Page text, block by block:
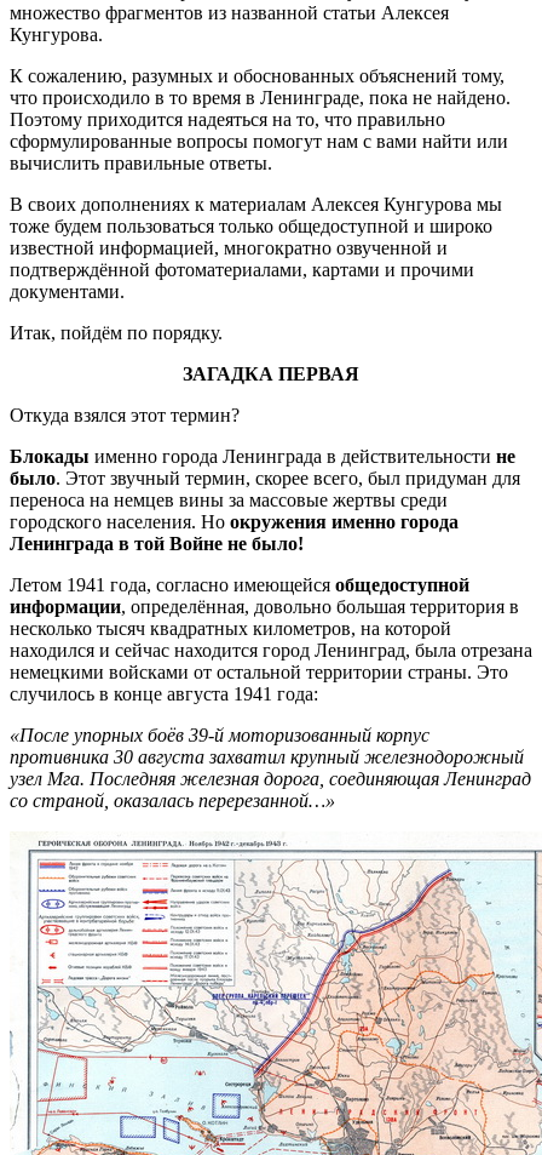
множество фрагментов из названной статьи Алексея
Кунгурова.
К сожалению, разумных и обоснованных объяснений тому,
что происходило в то время в Ленинграде, пока не найдено.
Поэтому приходится надеяться на то, что правильно
сформулированные вопросы помогут нам с вами найти или
вычислить правильные ответы.
В своих дополнениях к материалам Алексея Кунгурова мы
тоже будем пользоваться только общедоступной и широко
известной информацией, многократно озвученной и
подтверждённой фотоматериалами, картами и прочими
документами.
Итак, пойдём по порядку.
ЗАГАДКА ПЕРВАЯ
Откуда взялся этот термин?
Блокады именно города Ленинграда в действительности не
было. Этот звучный термин, скорее всего, был придуман для
переноса на немцев вины за массовые жертвы среди
городского населения. Но окружения именно города
Ленинграда в той Войне не было!
Летом 1941 года, согласно имеющейся общедоступной
информации, определённая, довольно большая территория в
несколько тысяч квадратных километров, на которой
находился и сейчас находится город Ленинград, была отрезана
немецкими войсками от остальной территории страны. Это
случилось в конце августа 1941 года:
«После упорных боёв 39-й моторизованный корпус
противника 30 августа захватил крупный железнодорожный
узел Мга. Последняя железная дорога, соединяющая Ленинград
со страной, оказалась перерезанной…»